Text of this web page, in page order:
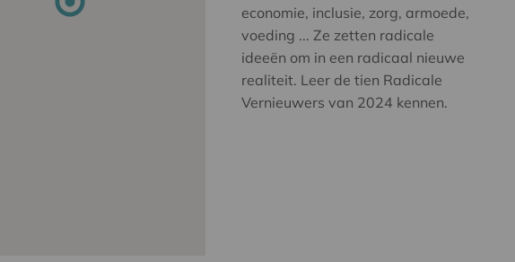
economie, inclusie, zorg, armoede,
voeding ... Ze zetten radicale
ideeën om in een radicaal nieuwe
realiteit. Leer de tien Radicale
Vernieuwers van 2024 kennen.